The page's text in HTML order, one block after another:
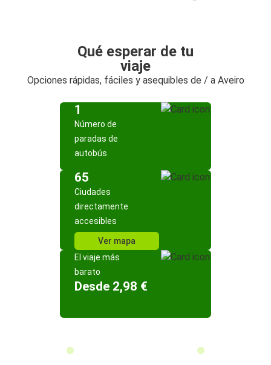
Qué esperar de tu
viaje
Opciones rápidas, fáciles y asequibles de / a Aveiro
1
Número de
paradas de
autobús
65
Ciudades
directamente
accesibles
Ver mapa
El viaje más
barato
Desde 2,98 €